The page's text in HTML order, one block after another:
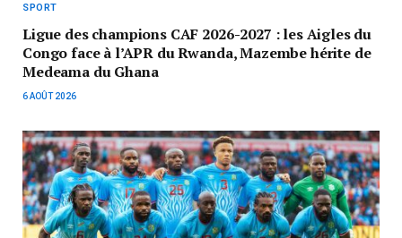
SPORT
Ligue des champions CAF 2026-2027 : les Aigles du
Congo face à l’APR du Rwanda, Mazembe hérite de
Medeama du Ghana
6 AOÛT 2026